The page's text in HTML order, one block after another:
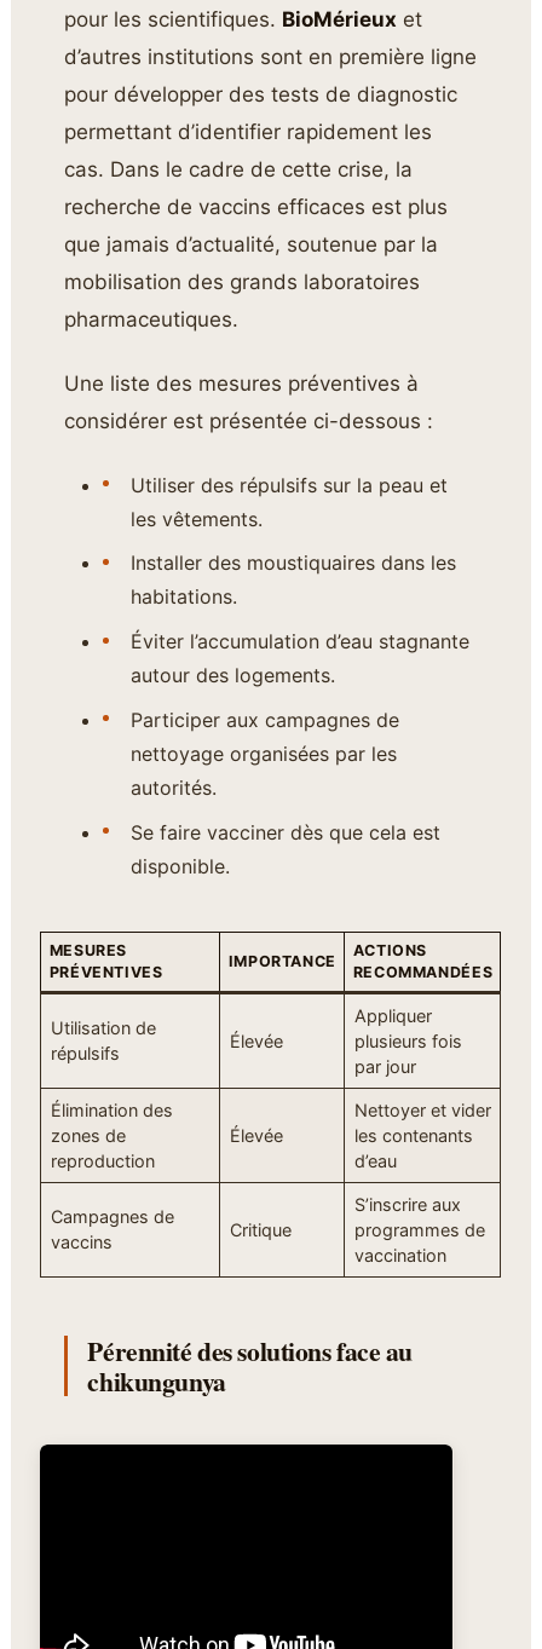
pour les scientifiques. BioMérieux et
d’autres institutions sont en première ligne
pour développer des tests de diagnostic
permettant d’identifier rapidement les
cas. Dans le cadre de cette crise, la
recherche de vaccins efficaces est plus
que jamais d’actualité, soutenue par la
mobilisation des grands laboratoires
pharmaceutiques.
Une liste des mesures préventives à
considérer est présentée ci-dessous :
Utiliser des répulsifs sur la peau et
les vêtements.
Installer des moustiquaires dans les
habitations.
Éviter l’accumulation d’eau stagnante
autour des logements.
Participer aux campagnes de
nettoyage organisées par les
autorités.
Se faire vacciner dès que cela est
disponible.
MESURES
PRÉVENTIVES
IMPORTANCE
ACTIONS
RECOMMANDÉES
Utilisation de
répulsifs
Élevée
Appliquer
plusieurs fois
par jour
Élimination des
zones de
reproduction
Élevée
Nettoyer et vider
les contenants
d’eau
Campagnes de
vaccins
Critique
S’inscrire aux
programmes de
vaccination
Pérennité des solutions face au
chikungunya